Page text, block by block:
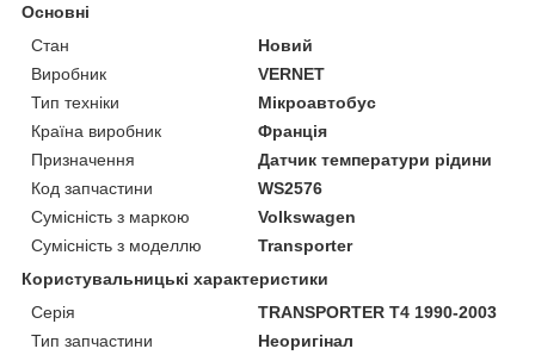
Основні
Стан
Новий
Виробник
VERNET
Тип техніки
Мікроавтобус
Країна виробник
Франція
Призначення
Датчик температури рідини
Код запчастини
WS2576
Сумісність з маркою
Volkswagen
Сумісність з моделлю
Transporter
Користувальницькі характеристики
Серія
TRANSPORTER T4 1990-2003
Тип запчастини
Неоригінал